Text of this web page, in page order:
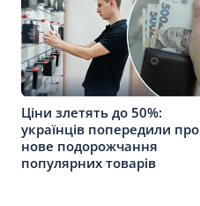
Ціни злетять до 50%:
українців попередили про
нове подорожчання
популярних товарів